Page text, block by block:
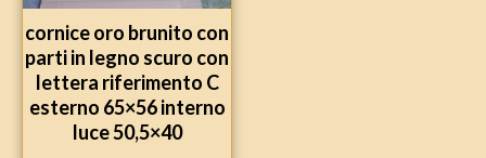
cornice oro brunito con
parti in legno scuro con
lettera riferimento C
esterno 65×56 interno
luce 50,5×40